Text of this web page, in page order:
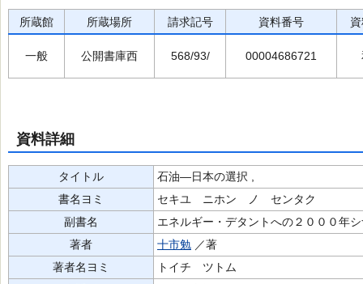
所蔵館 所蔵場所 請求記号 資料番号
一般 公開書庫西 568/93/ 00004686721
資料詳細
タイトル
石油―日本の選択 ,
書名ヨミ
セキユ ニホン ノ センタク
副書名
エネルギー・デタントへの２０００年
著者
十市勉 ／著
著者名ヨミ
トイチ ツトム